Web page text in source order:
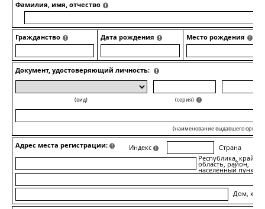
Фамилия, имя, отчество
Гражданство Дата рождения Место рождения
Документ, удостоверяющий личность:
(вид) (серия)
(наименование выдавшего органа)
Адрес места регистрации: Индекс
Страна
Республика, край,
область, район,
населённый пункт
Дом,